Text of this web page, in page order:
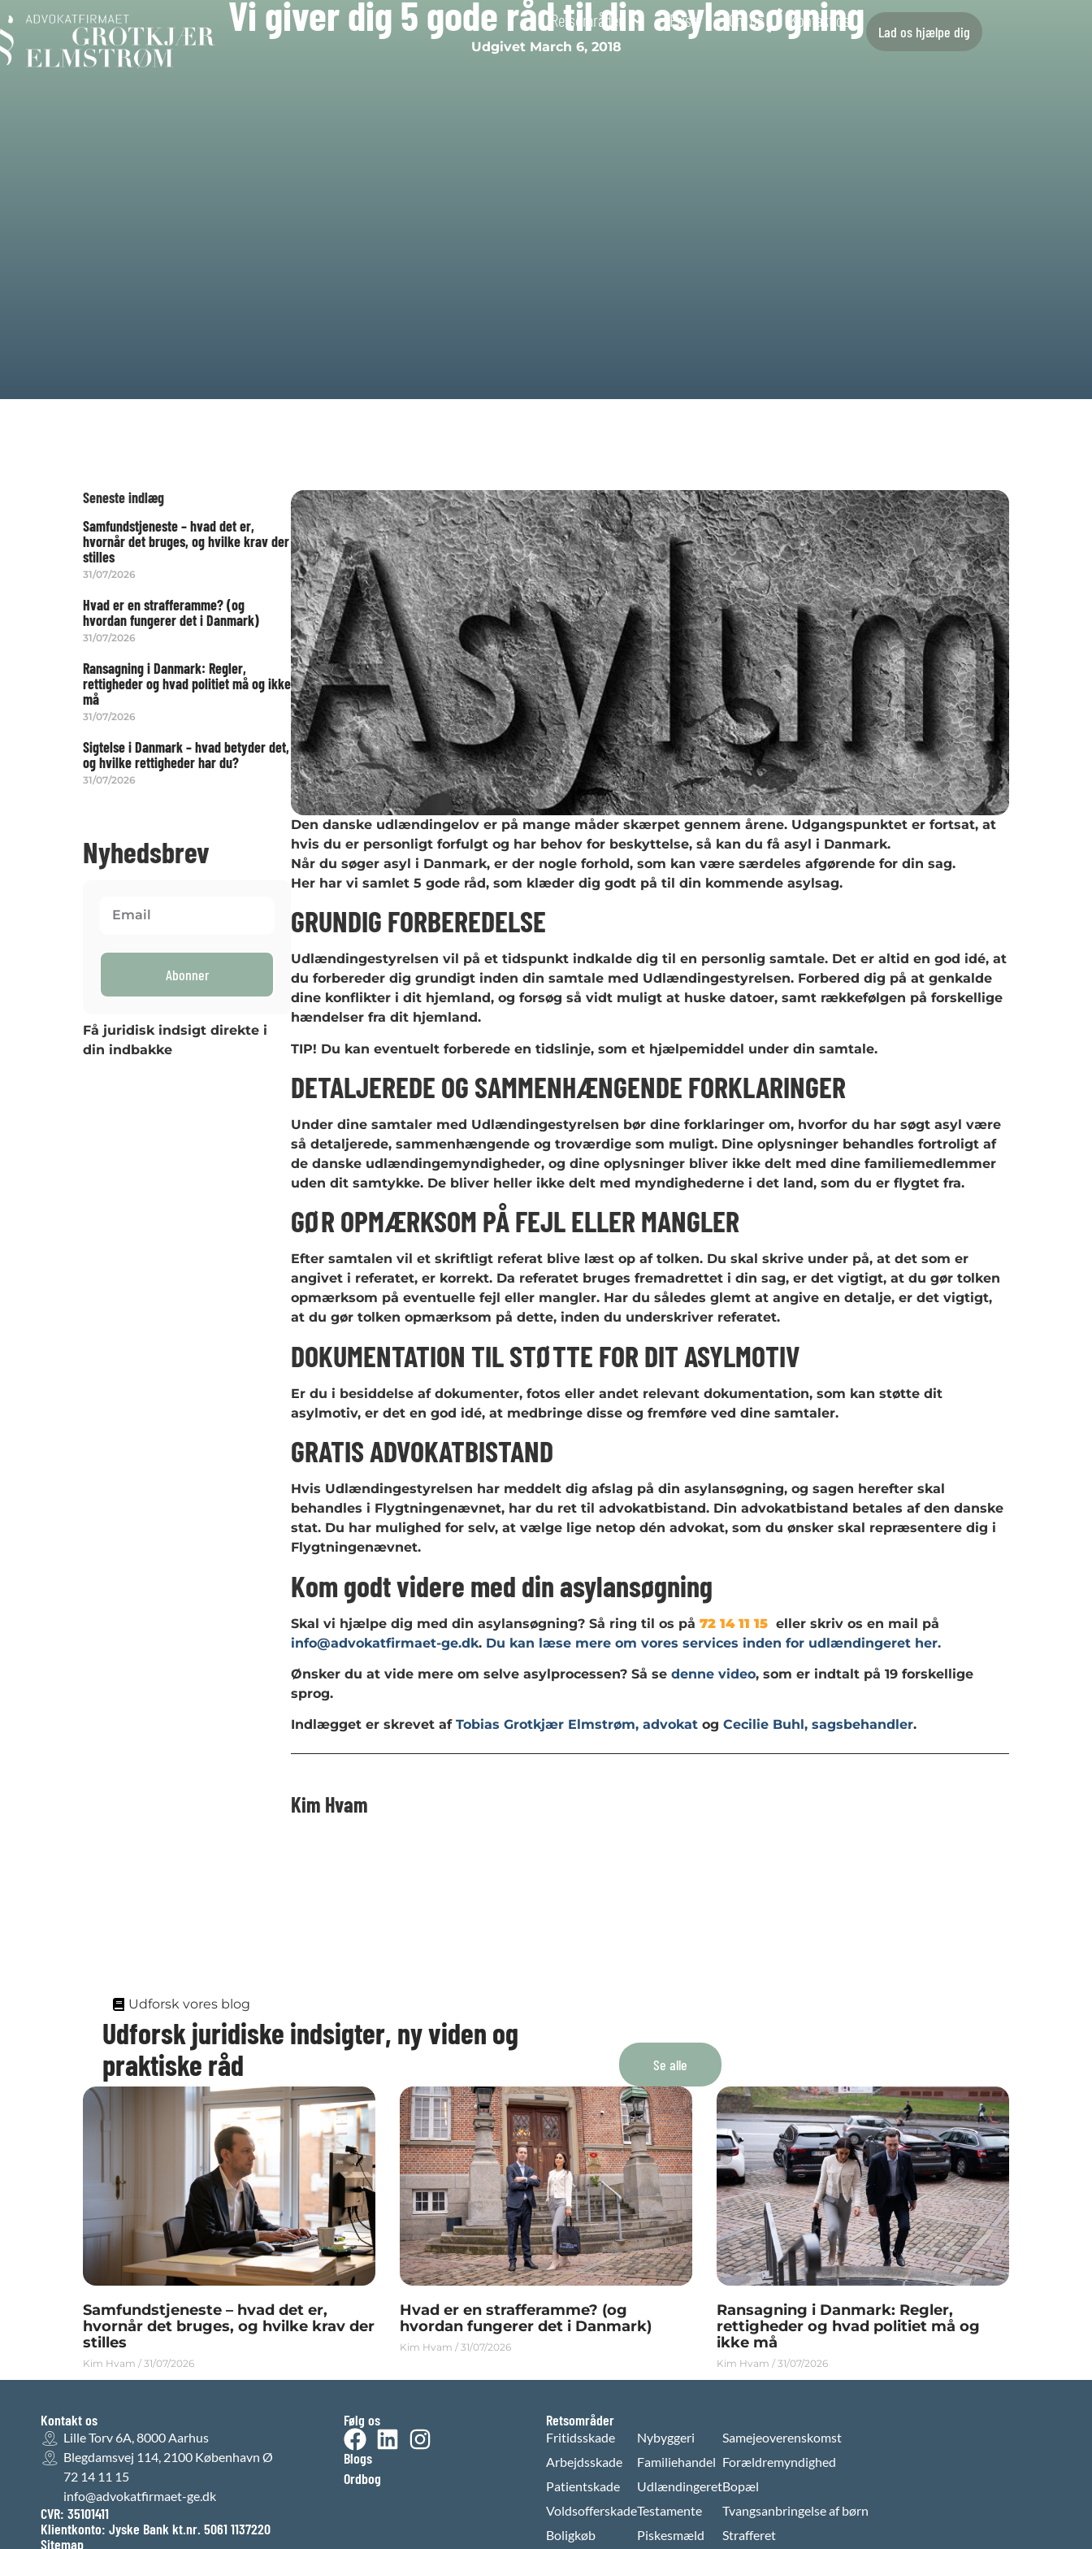
Retsområder Priser Om os Kontakt os
Lad os hjælpe dig
Vi giver dig 5 gode råd til din asylansøgning
Udgivet March 6, 2018
Seneste indlæg
Samfundstjeneste – hvad det er,
hvornår det bruges, og hvilke krav der
stilles
31/07/2026
Hvad er en strafferamme? (og
hvordan fungerer det i Danmark)
31/07/2026
Ransagning i Danmark: Regler,
rettigheder og hvad politiet må og ikke
må
31/07/2026
Sigtelse i Danmark – hvad betyder det,
og hvilke rettigheder har du?
31/07/2026
Nyhedsbrev
Abonner
Få juridisk indsigt direkte i
din indbakke
Den danske udlændingelov er på mange måder skærpet gennem årene. Udgangspunktet er fortsat, at
hvis du er personligt forfulgt og har behov for beskyttelse, så kan du få asyl i Danmark.
Når du søger asyl i Danmark, er der nogle forhold, som kan være særdeles afgørende for din sag.
Her har vi samlet 5 gode råd, som klæder dig godt på til din kommende asylsag.
GRUNDIG FORBEREDELSE
Udlændingestyrelsen vil på et tidspunkt indkalde dig til en personlig samtale. Det er altid en god idé, at
du forbereder dig grundigt inden din samtale med Udlændingestyrelsen. Forbered dig på at genkalde
dine konflikter i dit hjemland, og forsøg så vidt muligt at huske datoer, samt rækkefølgen på forskellige
hændelser fra dit hjemland.
TIP! Du kan eventuelt forberede en tidslinje, som et hjælpemiddel under din samtale.
DETALJEREDE OG SAMMENHÆNGENDE FORKLARINGER
Under dine samtaler med Udlændingestyrelsen bør dine forklaringer om, hvorfor du har søgt asyl være
så detaljerede, sammenhængende og troværdige som muligt. Dine oplysninger behandles fortroligt af
de danske udlændingemyndigheder, og dine oplysninger bliver ikke delt med dine familiemedlemmer
uden dit samtykke. De bliver heller ikke delt med myndighederne i det land, som du er flygtet fra.
GØR OPMÆRKSOM PÅ FEJL ELLER MANGLER
Efter samtalen vil et skriftligt referat blive læst op af tolken. Du skal skrive under på, at det som er
angivet i referatet, er korrekt. Da referatet bruges fremadrettet i din sag, er det vigtigt, at du gør tolken
opmærksom på eventuelle fejl eller mangler. Har du således glemt at angive en detalje, er det vigtigt,
at du gør tolken opmærksom på dette, inden du underskriver referatet.
DOKUMENTATION TIL STØTTE FOR DIT ASYLMOTIV
Er du i besiddelse af dokumenter, fotos eller andet relevant dokumentation, som kan støtte dit
asylmotiv, er det en god idé, at medbringe disse og fremføre ved dine samtaler.
GRATIS ADVOKATBISTAND
Hvis Udlændingestyrelsen har meddelt dig afslag på din asylansøgning, og sagen herefter skal
behandles i Flygtningenævnet, har du ret til advokatbistand. Din advokatbistand betales af den danske
stat. Du har mulighed for selv, at vælge lige netop dén advokat, som du ønsker skal repræsentere dig i
Flygtningenævnet.
Kom godt videre med din asylansøgning
Skal vi hjælpe dig med din asylansøgning? Så ring til os på72 14 11 15 eller skriv os en mail på
info@advokatfirmaet-ge.dk. Du kan læse mere om vores services inden for udlændingeret her.
Ønsker du at vide mere om selve asylprocessen? Så sedenne video, som er indtalt på 19 forskellige
sprog.
Indlægget er skrevet afTobias Grotkjær Elmstrøm, advokat ogCecilie Buhl, sagsbehandler.
Kim Hvam
Udforsk vores blog
Udforsk juridiske indsigter, ny viden og
praktiske råd
Se alle
Samfundstjeneste – hvad det er,
hvornår det bruges, og hvilke krav der
stilles
Kim Hvam 31/07/2026
Hvad er en strafferamme? (og
hvordan fungerer det i Danmark)
Kim Hvam 31/07/2026
Ransagning i Danmark: Regler,
rettigheder og hvad politiet må og
ikke må
Kim Hvam 31/07/2026
Kontakt os
Lille Torv 6A, 8000 Aarhus
Blegdamsvej 114, 2100 København Ø
72 14 11 15
info@advokatfirmaet-ge.dk
CVR: 35101411
Klientkonto: Jyske Bank kt.nr. 5061 1137220
Sitemap
Følg os
Blogs
Ordbog
Retsområder
Fritidsskade
Arbejdsskade
Patientskade
Voldsofferskade
Boligkøb
Nybyggeri
Familiehandel
Udlændingeret
Testamente
Piskesmæld
Samejeoverenskomst
Forældremyndighed
Bopæl
Tvangsanbringelse af børn
Strafferet